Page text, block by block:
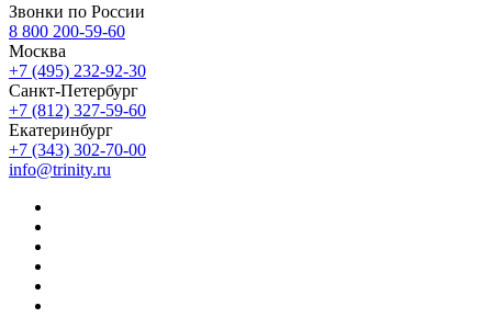
Звонки по России
8 800 200-59-60
Москва
+7 (495) 232-92-30
Санкт-Петербург
+7 (812) 327-59-60
Екатеринбург
+7 (343) 302-70-00
info@trinity.ru